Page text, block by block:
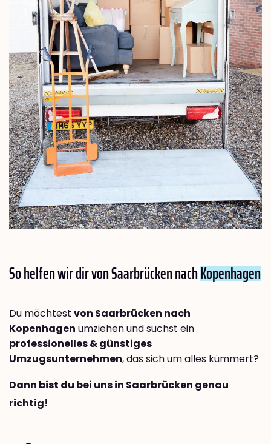
So helfen wir dir von Saarbrücken nachKopenhagen
Du möchtest von Saarbrücken nach
Kopenhagen umziehen und suchst ein
professionelles & günstiges
Umzugsunternehmen, das sich um alles kümmert?
Dann bist du bei uns in Saarbrücken genau
richtig!